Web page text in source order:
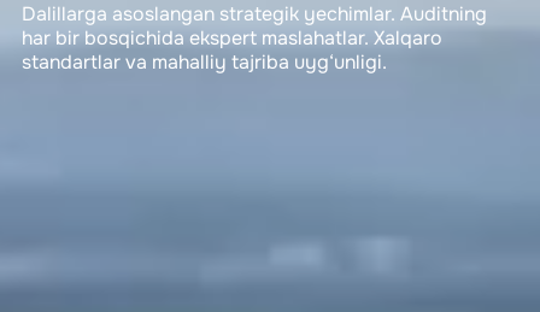
Dalillarga asoslangan strategik yechimlar. Auditning
har bir bosqichida ekspert maslahatlar. Xalqaro
standartlar va mahalliy tajriba uyg‘unligi.